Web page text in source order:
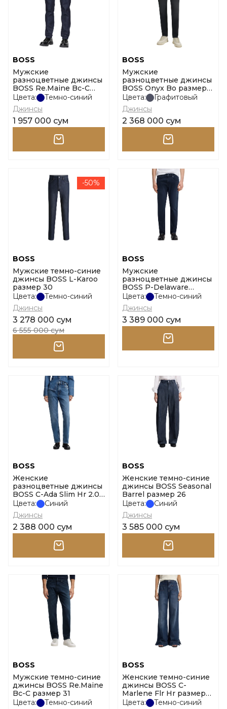
BOSS
Мужские
разноцветные джинсы
BOSS Re.Maine Bc-C
размер 31
Цвета:
Темно-синий
Джинсы
1 957 000 сум
BOSS
Мужские
разноцветные джинсы
BOSS Onyx Bo размер
31
Цвета:
Графитовый
Джинсы
2 368 000 сум
-50%
BOSS
Мужские темно-синие
джинсы BOSS L-Karoo
размер 30
Цвета:
Темно-синий
Джинсы
3 278 000 сум
6 555 000 сум
BOSS
Мужские
разноцветные джинсы
BOSS P-Delaware
размер 33
Цвета:
Темно-синий
Джинсы
3 389 000 сум
BOSS
Женские
разноцветные джинсы
BOSS C-Ada Slim Hr 2.0
размер 26
Цвета:
Синий
Джинсы
2 388 000 сум
BOSS
Женские темно-синие
джинсы BOSS Seasonal
Barrel размер 26
Цвета:
Синий
Джинсы
3 585 000 сум
BOSS
Мужские темно-синие
джинсы BOSS Re.Maine
Bc-C размер 31
Цвета:
Темно-синий
BOSS
Женские темно-синие
джинсы BOSS C-
Marlene Flr Hr размер
27
Цвета:
Темно-синий